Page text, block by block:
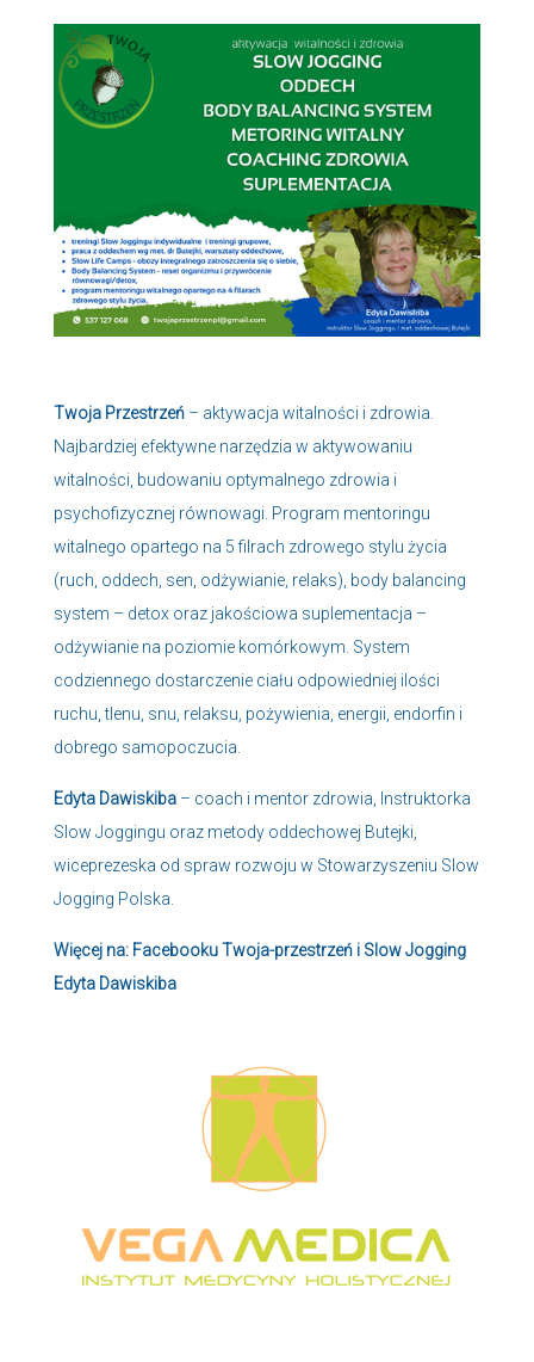
Twoja Przestrzeń – aktywacja witalności i zdrowia.
Najbardziej efektywne narzędzia w aktywowaniu
witalności, budowaniu optymalnego zdrowia i
psychofizycznej równowagi. Program mentoringu
witalnego opartego na 5 filrach zdrowego stylu życia
(ruch, oddech, sen, odżywianie, relaks), body balancing
system – detox oraz jakościowa suplementacja –
odżywianie na poziomie komórkowym. System
codziennego dostarczenie ciału odpowiedniej ilości
ruchu, tlenu, snu, relaksu, pożywienia, energii, endorfin i
dobrego samopoczucia.
Edyta Dawiskiba – coach i mentor zdrowia, Instruktorka
Slow Joggingu oraz metody oddechowej Butejki,
wiceprezeska od spraw rozwoju w Stowarzyszeniu Slow
Jogging Polska.
Więcej na: FacebookuTwoja-przestrzeń i Slow Jogging
Edyta Dawiskiba